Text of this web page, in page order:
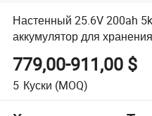
Настенный 25.6V 200ah
аккумулятор для
779,00-911,00 $
5 Куски (MOQ)